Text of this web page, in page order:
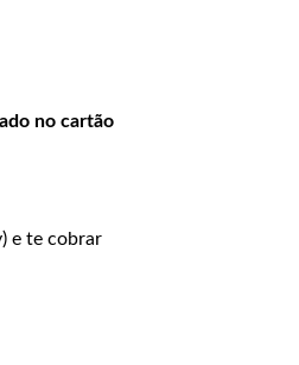
no cartão
e te cobrar